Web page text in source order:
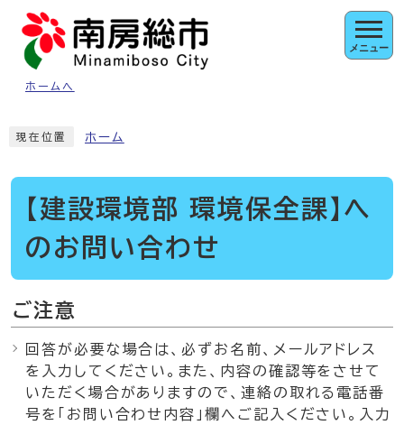
ページの先頭です
ホームへ
メニュー
現在位置 ホーム
【建設環境部 環境保全課】へ
のお問い合わせ
ご注意
回答が必要な場合は、必ずお名前、メールアドレス
を入力してください。また、内容の確認等をさせて
いただく場合がありますので、連絡の取れる電話番
号を「お問い合わせ内容」欄へご記入ください。入力